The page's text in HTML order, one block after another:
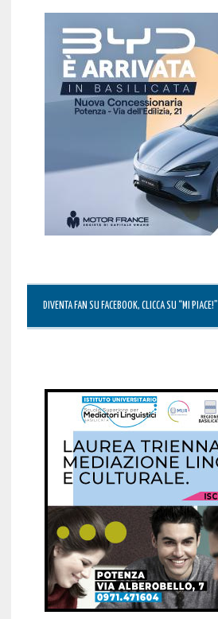
DIVENTA FAN SU FACEBOOK, CLICCA SU “MI PIACE!”